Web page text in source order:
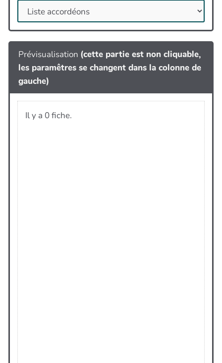
Prévisualisation (cette partie est non cliquable,
les paramêtres se changent dans la colonne de
gauche)